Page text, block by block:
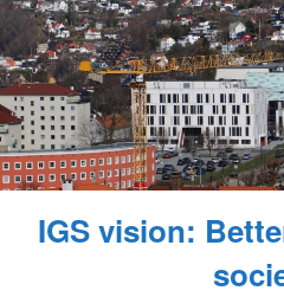
IGS vision: